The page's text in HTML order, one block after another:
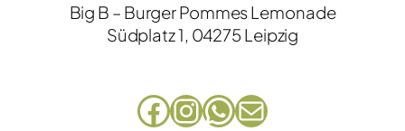
Big B – Burger Pommes Lemonade
Südplatz 1, 04275 Leipzig
Facebook
Instagram
WhatsApp
E-Mail